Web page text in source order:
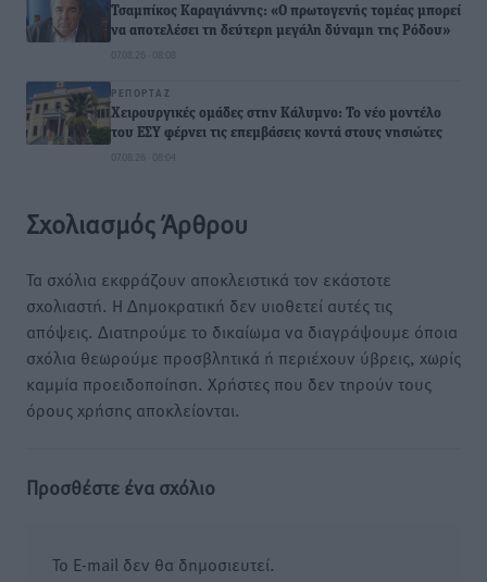
Τσαμπίκος Καραγιάννης: «Ο πρωτογενής τομέας μπορεί
να αποτελέσει τη δεύτερη μεγάλη δύναμη της Ρόδου»
07.08.26 · 08:08
ΡΕΠΟΡΤΆΖ
Χειρουργικές ομάδες στην Κάλυμνο: Το νέο μοντέλο
του ΕΣΥ φέρνει τις επεμβάσεις κοντά στους νησιώτες
07.08.26 · 08:04
Σχολιασμός Άρθρου
Τα σχόλια εκφράζουν αποκλειστικά τον εκάστοτε
σχολιαστή. Η Δημοκρατική δεν υιοθετεί αυτές τις
απόψεις. Διατηρούμε το δικαίωμα να διαγράψουμε όποια
σχόλια θεωρούμε προσβλητικά ή περιέχουν ύβρεις, χωρίς
καμμία προειδοποίηση. Χρήστες που δεν τηρούν τους
όρους χρήσης αποκλείονται.
Προσθέστε ένα σχόλιο
Το E-mail δεν θα δημοσιευτεί.